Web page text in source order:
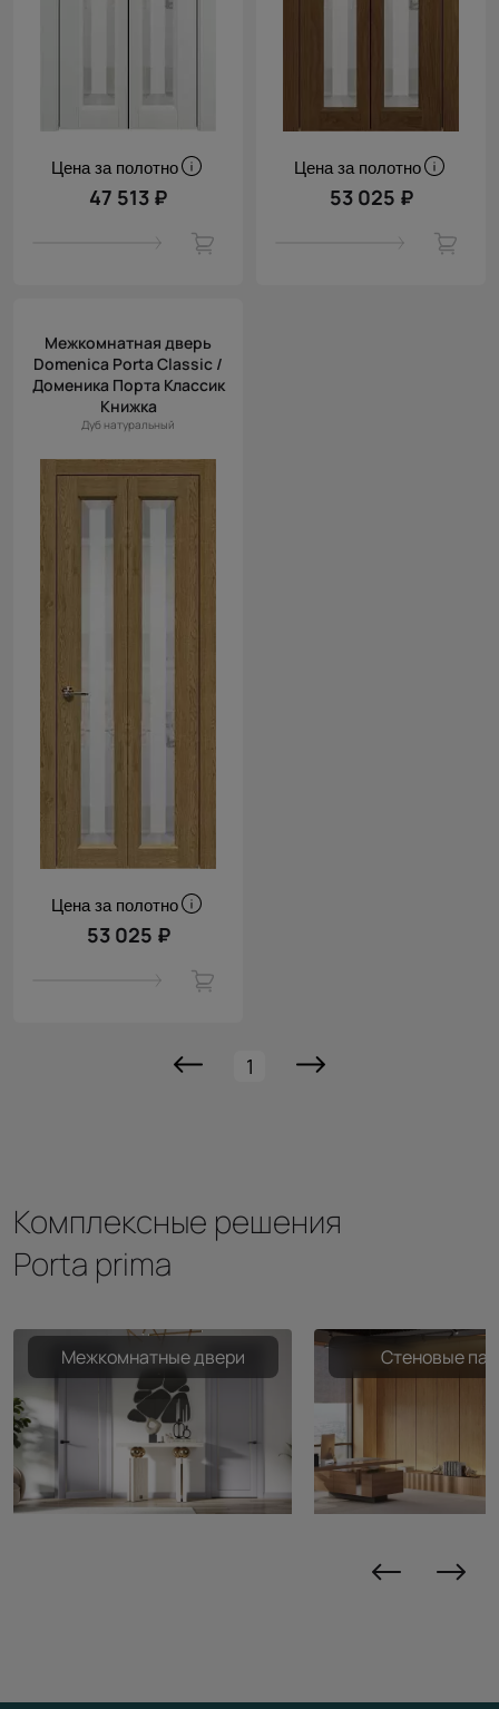
Цена за полотно
47 513 ₽
Цена за полотно
53 025 ₽
Межкомнатная дверь
Domenica Porta Classic /
Доменика Порта Классик
Книжка
Дуб натуральный
Цена за полотно
53 025 ₽
1
Комплексные решения
Porta prima
Межкомнатные двери Стеновые